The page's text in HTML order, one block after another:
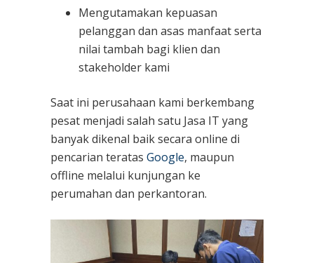
Mengutamakan kepuasan
pelanggan dan asas manfaat serta
nilai tambah bagi klien dan
stakeholder kami
Saat ini perusahaan kami berkembang
pesat menjadi salah satu Jasa IT yang
banyak dikenal baik secara online di
pencarian teratas Google, maupun
offline melalui kunjungan ke
perumahan dan perkantoran.